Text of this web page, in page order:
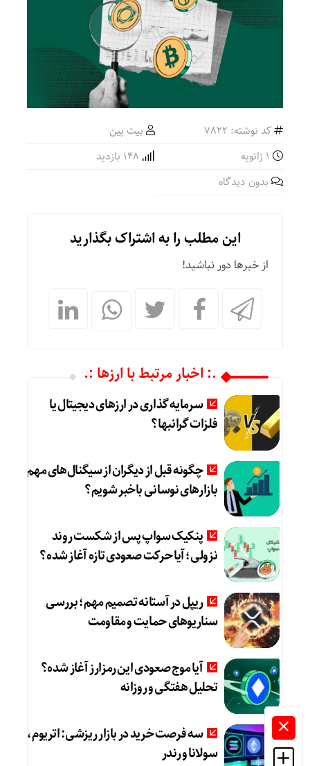
کد نوشته: 7822
بیت پین
بدون دیدگاه
این مطلب را به اشتراک بگذارید
از خبرها دور نباشید!
.: اخبار مرتبط با ارزها :.
سرمایه گذاری در ارزهای دیجیتال یا
فلزات گرانبها؟
چگونه قبل از دیگران از سیگنال‌های مهم
بازارهای نوسانی باخبر شویم؟
پنکیک سواپ پس از شکست روند
نزولی؛ آیا حرکت صعودی تازه آغاز شده؟
ریپل در آستانه تصمیم مهم؛ بررسی
سناریوهای حمایت و مقاومت
آیا موج صعودی این رمزارز آغاز شده؟
تحلیل هفتگی و روزانه
سه فرصت خرید در بازار ریزشی: اتریوم،
سولانا و رندر